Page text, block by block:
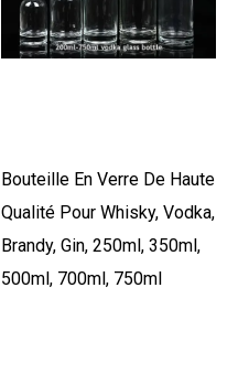
Bouteille En Verre De Haute
Qualité Pour Whisky, Vodka,
Brandy, Gin, 250ml, 350ml,
500ml, 700ml, 750ml